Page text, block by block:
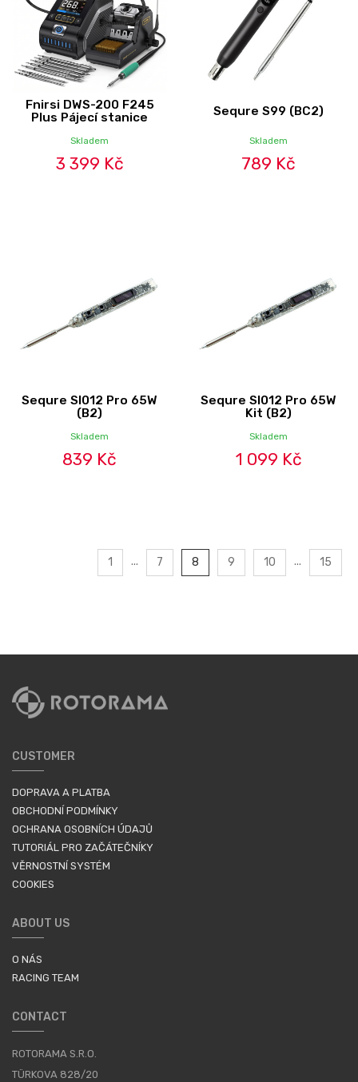
Fnirsi DWS-200 F245
Plus Pájecí stanice
Skladem
3 399 Kč
Sequre S99 (BC2)
Skladem
789 Kč
Sequre SI012 Pro 65W
(B2)
Skladem
839 Kč
Sequre SI012 Pro 65W
Kit (B2)
Skladem
1 099 Kč
1 ... 7 8 9 10 ... 15
CUSTOMER
DOPRAVA A PLATBA
OBCHODNÍ PODMÍNKY
OCHRANA OSOBNÍCH ÚDAJŮ
TUTORIÁL PRO ZAČÁTEČNÍKY
VĚRNOSTNÍ SYSTÉM
COOKIES
ABOUT US
O NÁS
RACING TEAM
CONTACT
ROTORAMA S.R.O.
TÜRKOVA 828/20